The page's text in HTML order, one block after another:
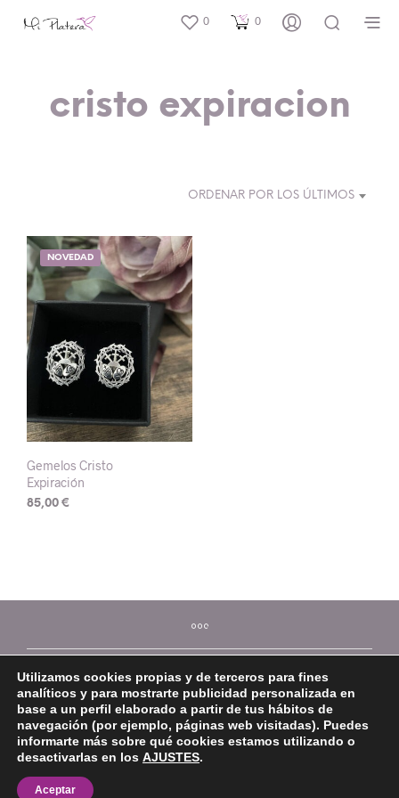
0 0
cristo expiracion
ORDENAR POR LOS ÚLTIMOS
NOVEDAD
Gemelos Cristo
Expiración
85,00 €
©2026 Mi Platera
Utilizamos cookies propias y de terceros para fines
analíticos y para mostrarte publicidad personalizada en
base a un perfil elaborado a partir de tus hábitos de
navegación (por ejemplo, páginas web visitadas). Puedes
informarte más sobre qué cookies estamos utilizando o
desactivarlas en los AJUSTES.
Aceptar